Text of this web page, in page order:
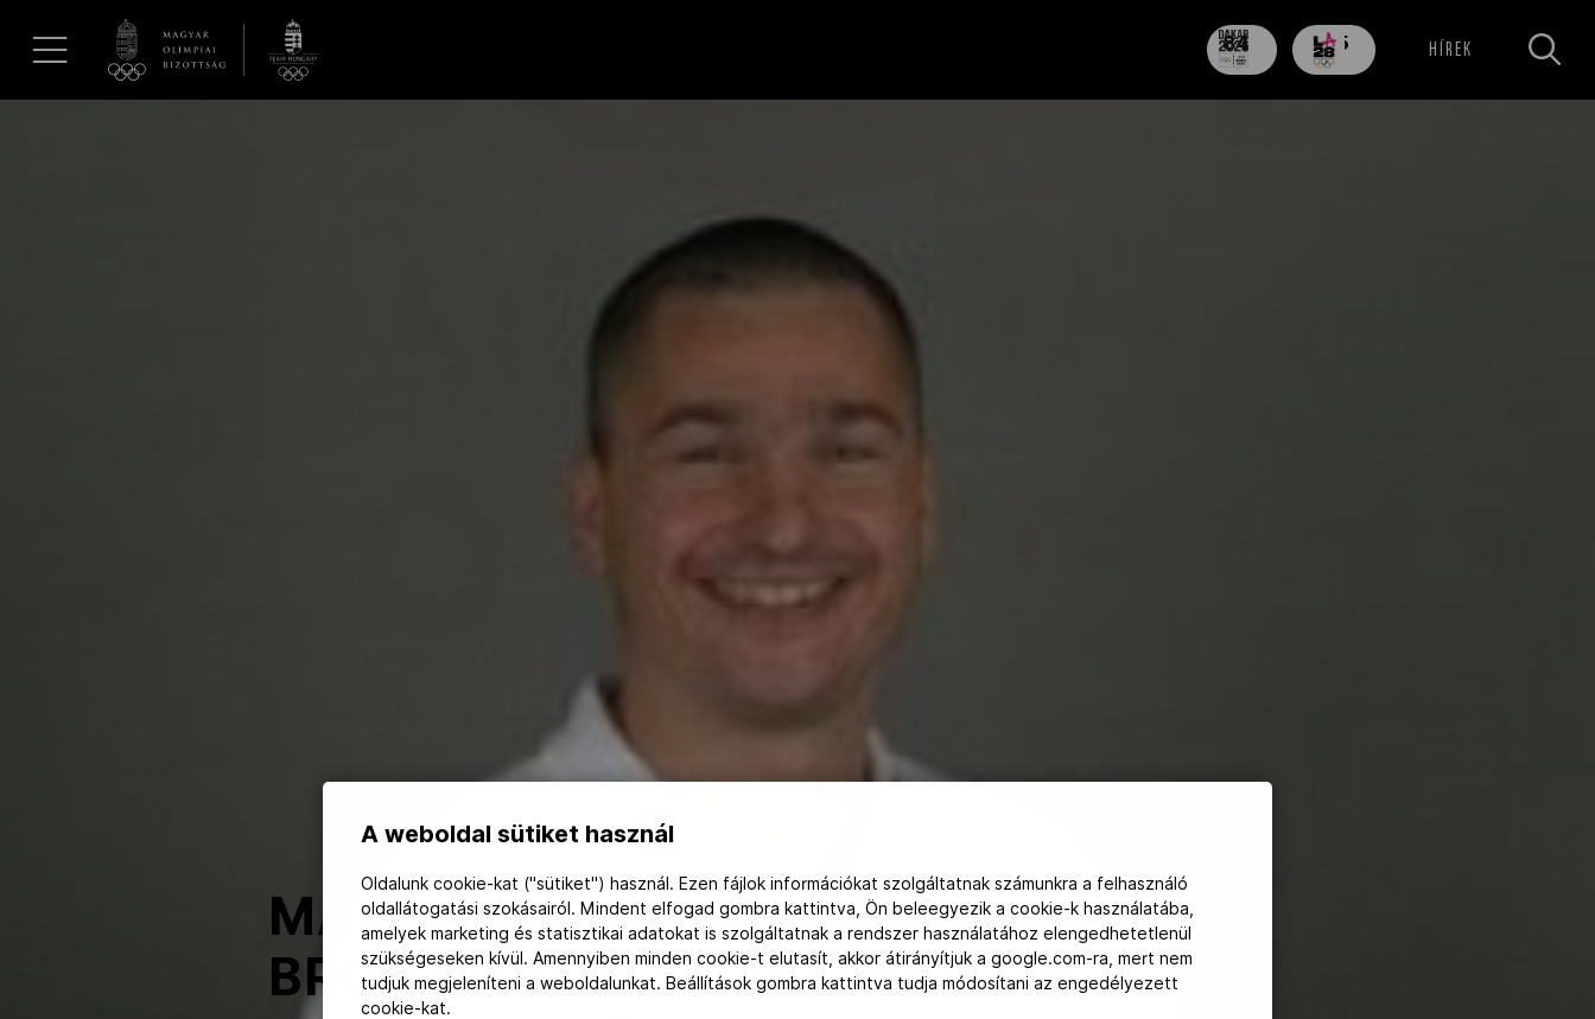
84
nap
705
nap HÍREK
MACCABI JÁTÉKOK: BECSEY JÁNOS
BRONZÉRMES 50 M GYORSON
A weboldal sütiket használ
Oldalunk cookie-kat ("sütiket") használ. Ezen fájlok információkat szolgáltatnak számunkra a felhasználó
oldallátogatási szokásairól. Mindent elfogad gombra kattintva, Ön beleegyezik a cookie-k használatába,
amelyek marketing és statisztikai adatokat is szolgáltatnak a rendszer használatához elengedhetetlenül
szükségeseken kívül. Amennyiben minden cookie-t elutasít, akkor átirányítjuk a google.com-ra, mert nem
tudjuk megjeleníteni a weboldalunkat. Beállítások gombra kattintva tudja módosítani az engedélyezett
cookie-kat.